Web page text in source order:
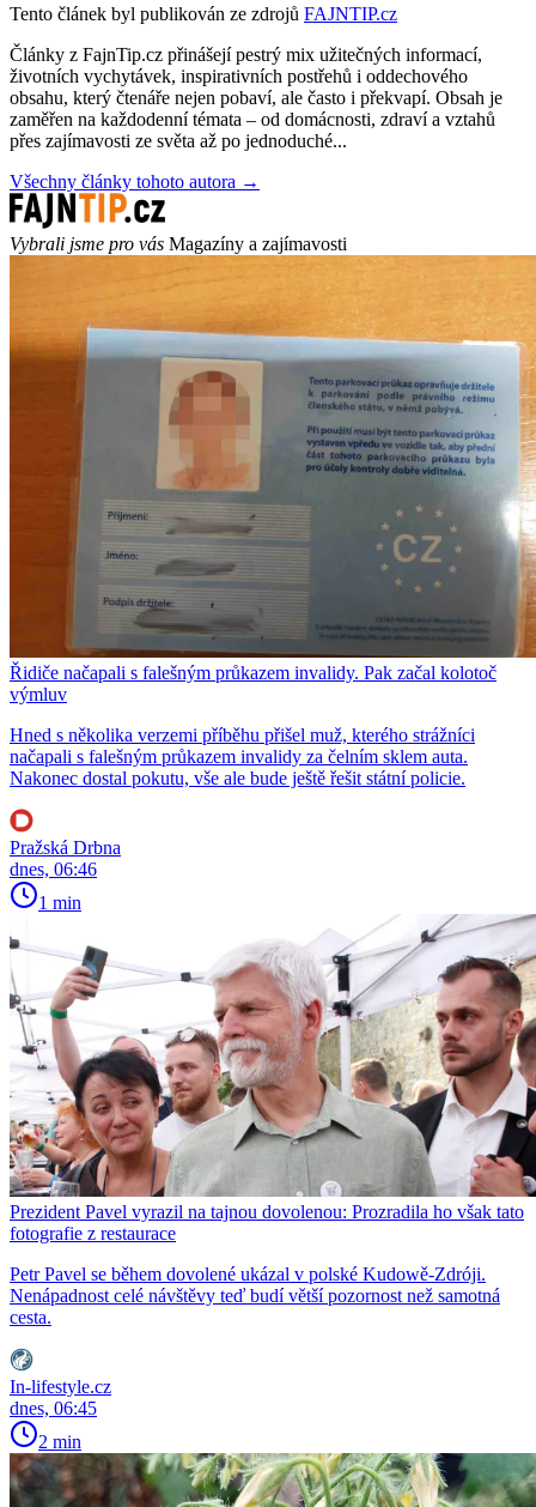
Tento článek byl publikován ze zdrojů FAJNTIP.cz
Články z FajnTip.cz přinášejí pestrý mix užitečných informací,
životních vychytávek, inspirativních postřehů i oddechového
obsahu, který čtenáře nejen pobaví, ale často i překvapí. Obsah je
zaměřen na každodenní témata – od domácnosti, zdraví a vztahů
přes zajímavosti ze světa až po jednoduché...
Všechny články tohoto autora →
Vybrali jsme pro vás Magazíny a zajímavosti
Řidiče načapali s falešným průkazem invalidy. Pak začal kolotoč
výmluv
Hned s několika verzemi příběhu přišel muž, kterého strážníci
načapali s falešným průkazem invalidy za čelním sklem auta.
Nakonec dostal pokutu, vše ale bude ještě řešit státní policie.
Pražská Drbna
dnes, 06:46
1 min
Prezident Pavel vyrazil na tajnou dovolenou: Prozradila ho však tato
fotografie z restaurace
Petr Pavel se během dovolené ukázal v polské Kudowě-Zdróji.
Nenápadnost celé návštěvy teď budí větší pozornost než samotná
cesta.
In-lifestyle.cz
dnes, 06:45
2 min